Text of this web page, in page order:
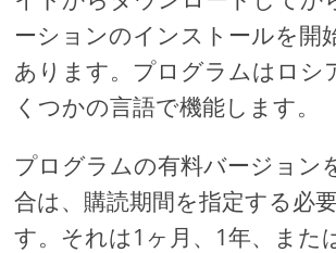
ーションのインストールを開
あります。プログラムはロシ
くつかの言語で機能します。
プログラムの有料バージョン
合は、購読期間を指定する必
す。それは1ヶ月、1年、また